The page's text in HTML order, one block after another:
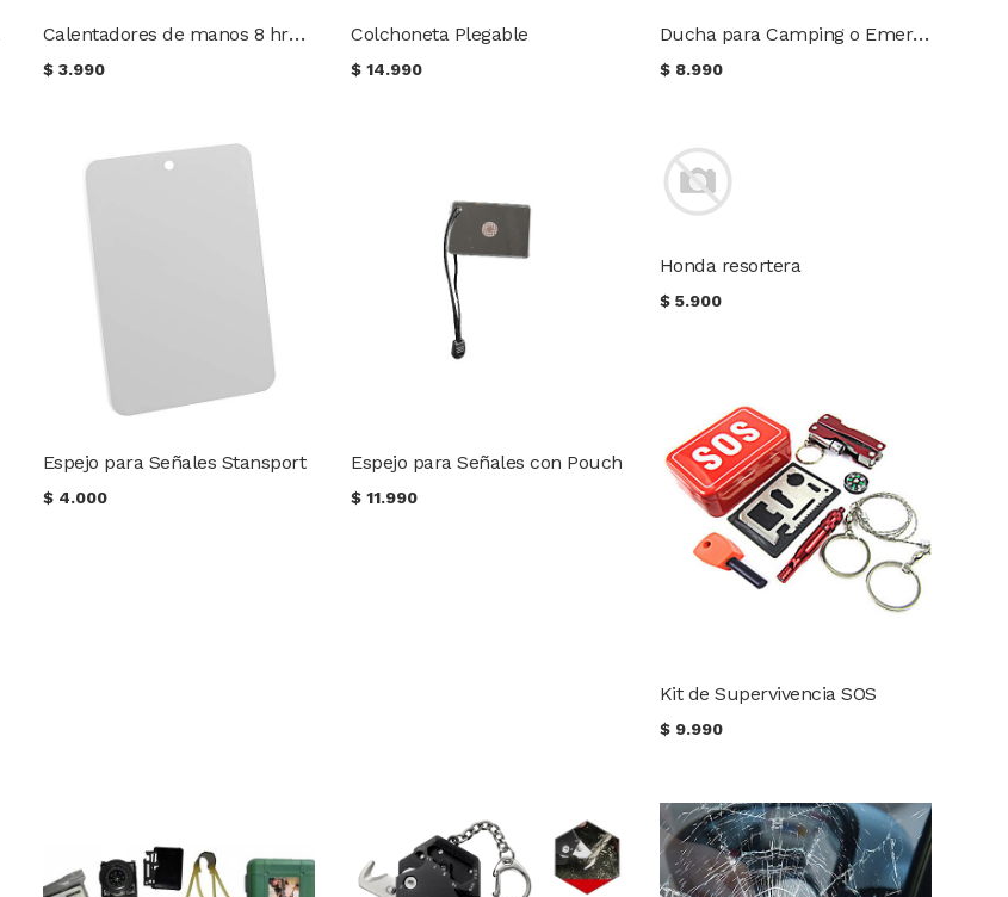
Calentadores de manos 8 hrs Yaktrax
$ 3.990
Colchoneta Plegable
$14.990
Ducha para Camping o Emergencias 20L
$ 8.990
Espejo para Señales Stansport
$ 4.000
Espejo para Señales con Pouch
$11.990
Honda resortera
$ 5.900
Kit de Supervivencia SOS
$ 9.990